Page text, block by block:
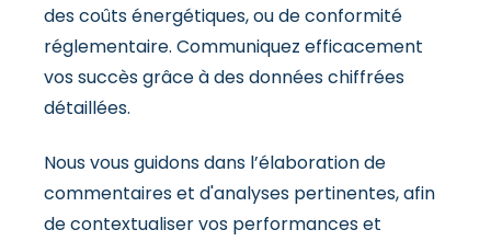
des coûts énergétiques, ou de conformité
réglementaire. Communiquez efficacement
vos succès grâce à des données chiffrées
détaillées.
Nous vous guidons dans l’élaboration de
commentaires et d'analyses pertinentes, afin
de contextualiser vos performances et